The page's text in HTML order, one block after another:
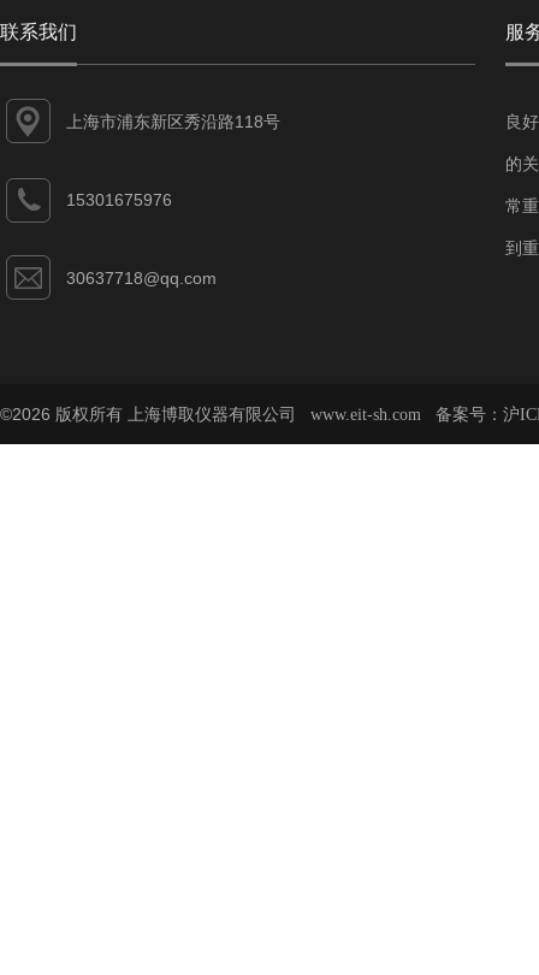
联系我们
上海市浦东新区秀沿路118号
15301675976
30637718@qq.com
服
良
的
常
到
©2026 版权所有 上海博取仪器有限公司 www.eit-sh.com 备案号： 沪